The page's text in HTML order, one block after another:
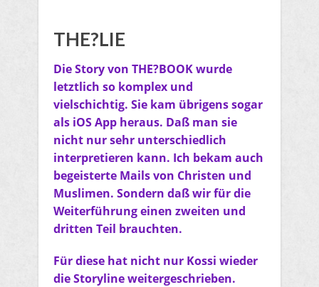
THE?LIE
Die Story von THE?BOOK wurde
letztlich so komplex und
vielschichtig. Sie kam übrigens sogar
als iOS App heraus. Daß man sie
nicht nur sehr unterschiedlich
interpretieren kann. Ich bekam auch
begeisterte Mails von Christen und
Muslimen. Sondern daß wir für die
Weiterführung einen zweiten und
dritten Teil brauchten.
Für diese hat nicht nur Kossi wieder
die Storyline weitergeschrieben.